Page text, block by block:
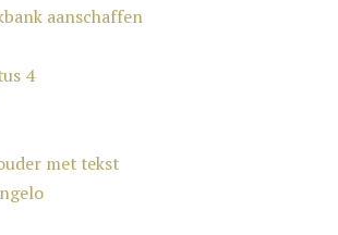
aanschaffen
4
met tekst